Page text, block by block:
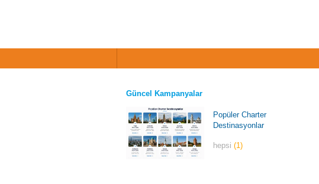
Güncel Kampanyalar
Popüler Charter
Destinasyonlar
hepsi(1)